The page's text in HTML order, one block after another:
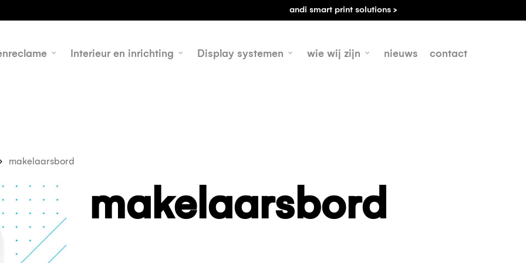
andi smart print solutions >
Interieur en inrichting Display systemen wie wij zijn nieuws contact
makelaarsbord
makelaarsbord